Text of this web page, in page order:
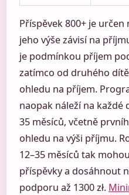
Příspěvek 800+ je určen
jeho výše závisí na
je podmínkou příjem
zatímco od druhého
ohledu na příjem.
naopak náleží na každé
35 měsíců, včetně
ohledu na výši příjmu.
12–35 měsíců tak
příspěvky a dosáhnout
podporu až 1300 zł.